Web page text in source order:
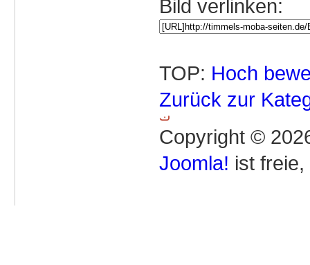
Bild verlinken:
TOP: Hoch
Zurück zur
Copyright ©
Joomla! ist